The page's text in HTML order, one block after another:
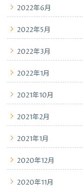
2022年6月
2022年5月
2022年3月
2022年1月
2021年10月
2021年2月
2021年1月
2020年12月
2020年11月